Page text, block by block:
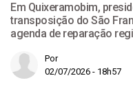
Em Quixeramobim,
transposição do São
agenda de reparação
Por
02/07/2026 - 18h57